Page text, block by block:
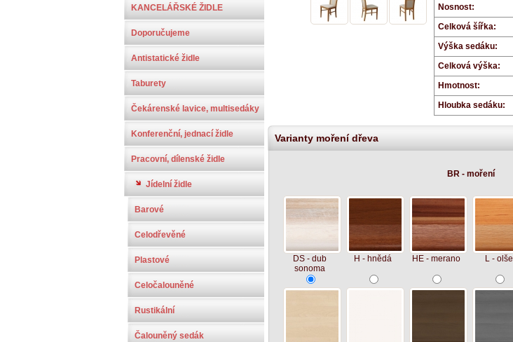
KANCELÁŘSKÉ ŽIDLE
Doporučujeme
Antistatické židle
Taburety
Čekárenské lavice, multisedáky
Konferenční, jednací židle
Pracovní, dílenské židle
Jídelní židle
Barové
Celodřevěné
Plastové
Celočalouněné
Rustikální
Čalouněný sedák
Nosnost:
Celková šířka:
Výška sedáku:
Celková výška:
Hmotnost:
Hloubka sedáku:
Varianty moření dřeva
BR - moření
DS - dub
sonoma
H - hnědá HE - merano L - olše